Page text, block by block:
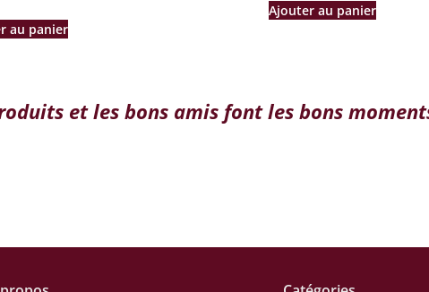
au panier
Ajouter au panier
et les bons amis font les bons